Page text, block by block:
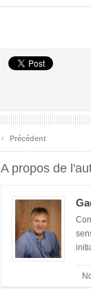
‹ Précédent
A propos de